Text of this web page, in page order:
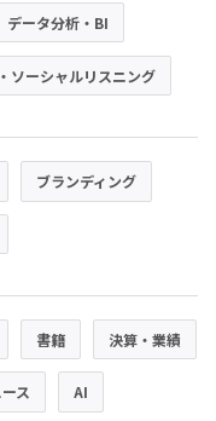
データ分析・BI
ソーシャルリスニング
ブランディング
書籍 決算・業績
ス AI